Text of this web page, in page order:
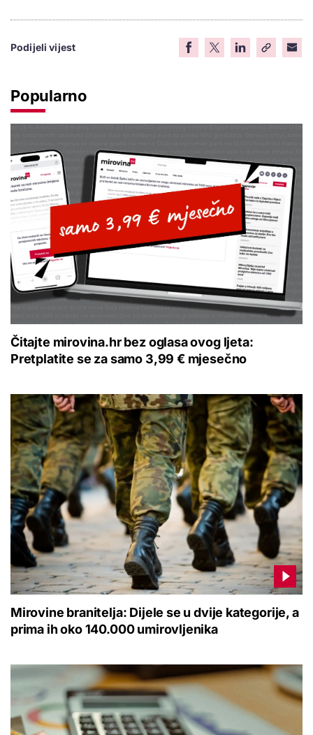
Podijeli vijest
Popularno
Čitajte mirovina.hr bez oglasa ovog ljeta:
Pretplatite se za samo 3,99 € mjesečno
Mirovine branitelja: Dijele se u dvije kategorije, a
prima ih oko 140.000 umirovljenika